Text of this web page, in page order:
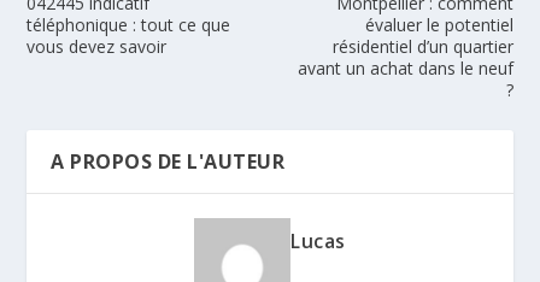
téléphonique : tout ce que
vous devez savoir
évaluer le potentiel
résidentiel d’un quartier
avant un achat dans le neuf
?
A PROPOS DE L'AUTEUR
Lucas